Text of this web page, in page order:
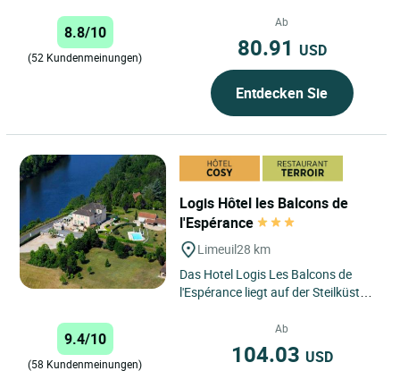
Verkostung ihrer...
8.8/10
(52 Kundenmeinungen)
Ab
80.91 USD
Entdecken Sie
Logis Hôtel les Balcons de
l'Espérance
Limeuil28 km
Das Hotel Logis Les Balcons de
l'Espérance liegt auf der Steilküste
Périgord Noir mit...
9.4/10
(58 Kundenmeinungen)
Ab
104.03 USD